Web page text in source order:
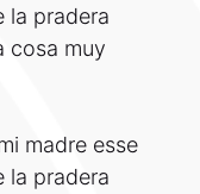
la pradera
cosa muy
madre esse
la pradera